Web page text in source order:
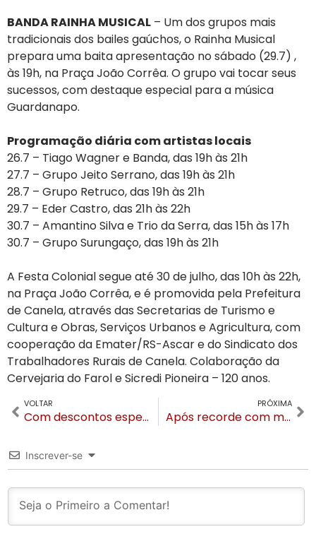
BANDA RAINHA MUSICAL – Um dos grupos mais
tradicionais dos bailes gaúchos, o Rainha Musical
prepara uma baita apresentação no sábado (29.7) ,
às 19h, na Praça João Corrêa. O grupo vai tocar seus
sucessos, com destaque especial para a música
Guardanapo.
Programação diária com artistas locais
26.7 – Tiago Wagner e Banda, das 19h às 21h
27.7 – Grupo Jeito Serrano, das 19h às 21h
28.7 – Grupo Retruco, das 19h às 21h
29.7 – Eder Castro, das 21h às 22h
30.7 – Amantino Silva e Trio da Serra, das 15h às 17h
30.7 – Grupo Surungaço, das 19h às 21h
A Festa Colonial segue até 30 de julho, das 10h às 22h,
na Praça João Corrêa, e é promovida pela Prefeitura
de Canela, através das Secretarias de Turismo e
Cultura e Obras, Serviços Urbanos e Agricultura, com
cooperação da Emater/RS-Ascar e do Sindicato dos
Trabalhadores Rurais de Canela. Colaboração da
Cervejaria do Farol e Sicredi Pioneira – 120 anos.
VOLTAR
Com descontos especiais, primeiro lote de ingressos do Natal Luz termina dia 31 de julho
PRÓXIMA
Após recorde com maior pizza do Brasil, chef gaúcho conquista duas vagas para o mundial de pizzas
Inscrever-se